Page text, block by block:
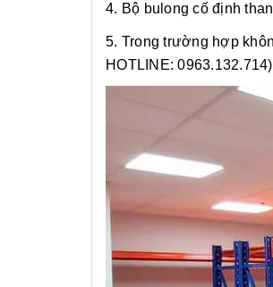
4. Bộ bulong cố định
5. Trong trường hợp
HOTLINE: 0963.132.714)